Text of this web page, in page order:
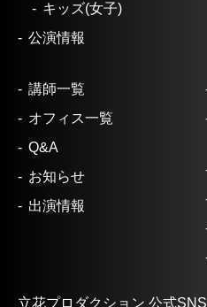
キッズ(女子)
公演情報
講師一覧
オフィス一覧
Q&A
お知らせ
出演情報
立花プロダクション 公式SNS